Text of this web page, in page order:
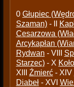
0 Głupiec
Szaman)- II
Cesarzowa
Arcykapłan
Rydwan - VIII
Starzec)- X
XIII Źmierć- XIV
Diabeł- XVI